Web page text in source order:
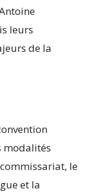
leurs
de la
modalités
le
et la